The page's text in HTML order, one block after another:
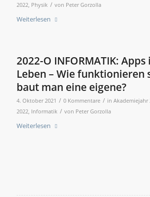
2022, Physik / von Peter Gorzolla
Weiterlesen
2022-O INFORMATIK:
Leben – Wie funktionieren
baut man eine eigene?
4. Oktober 2021 / 0 Kommentare / in Akademiejahr
2022, Informatik / von Peter Gorzolla
Weiterlesen